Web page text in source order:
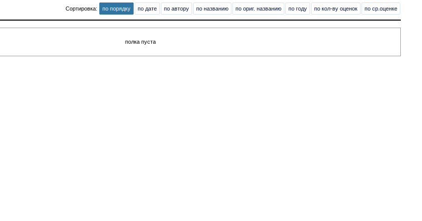
Сортировка: по порядку по дате по автору по названию по ориг. названию по году по кол-ву оценок по ср.оценке
полка пуста